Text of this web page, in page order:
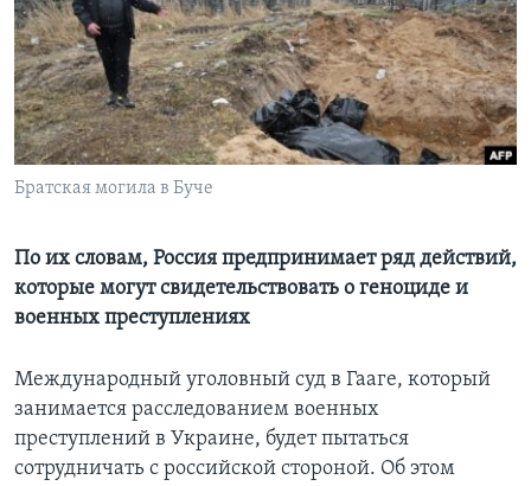
Learning English
СОЦИАЛЬНЫЕ СЕТИ
Братская могила в Буче
По их словам, Россия предпринимает ряд действий,
которые могут свидетельствовать о геноциде и
военных преступлениях
Международный уголовный суд в Гааге, который
занимается расследованием военных
преступлений в Украине, будет пытаться
сотрудничать с российской стороной. Об этом